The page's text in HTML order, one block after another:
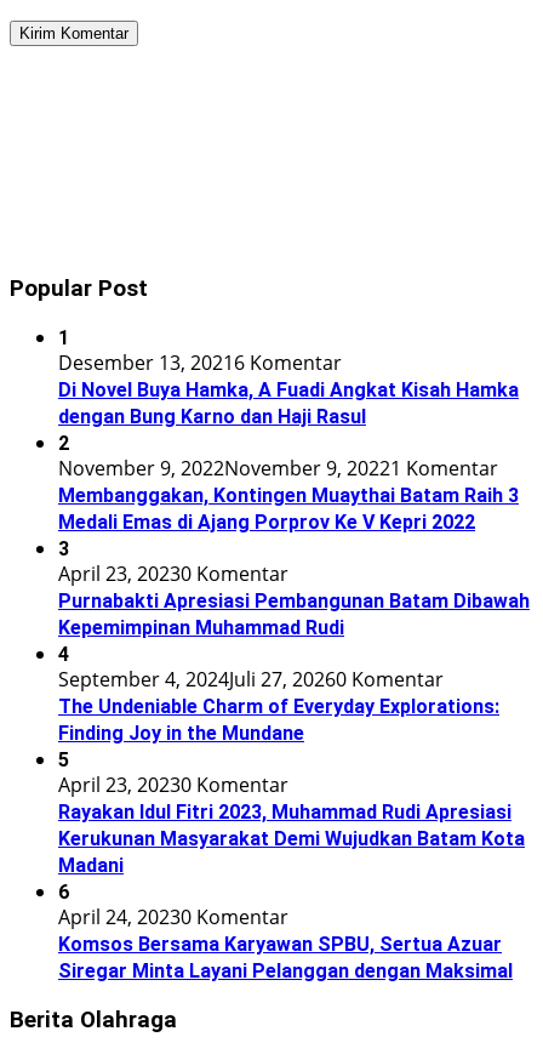
Popular Post
1
Desember 13, 20216 Komentar
Di Novel Buya Hamka, A Fuadi Angkat Kisah Hamka
dengan Bung Karno dan Haji Rasul
2
November 9, 2022November 9, 20221 Komentar
Membanggakan, Kontingen Muaythai Batam Raih 3
Medali Emas di Ajang Porprov Ke V Kepri 2022
3
April 23, 20230 Komentar
Purnabakti Apresiasi Pembangunan Batam Dibawah
Kepemimpinan Muhammad Rudi
4
September 4, 2024Juli 27, 20260 Komentar
The Undeniable Charm of Everyday Explorations:
Finding Joy in the Mundane
5
April 23, 20230 Komentar
Rayakan Idul Fitri 2023, Muhammad Rudi Apresiasi
Kerukunan Masyarakat Demi Wujudkan Batam Kota
Madani
6
April 24, 20230 Komentar
Komsos Bersama Karyawan SPBU, Sertua Azuar
Siregar Minta Layani Pelanggan dengan Maksimal
Berita Olahraga